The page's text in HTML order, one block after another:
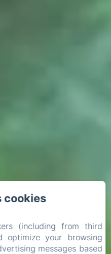
cookies
(including from third
optimize your browsing
messages based